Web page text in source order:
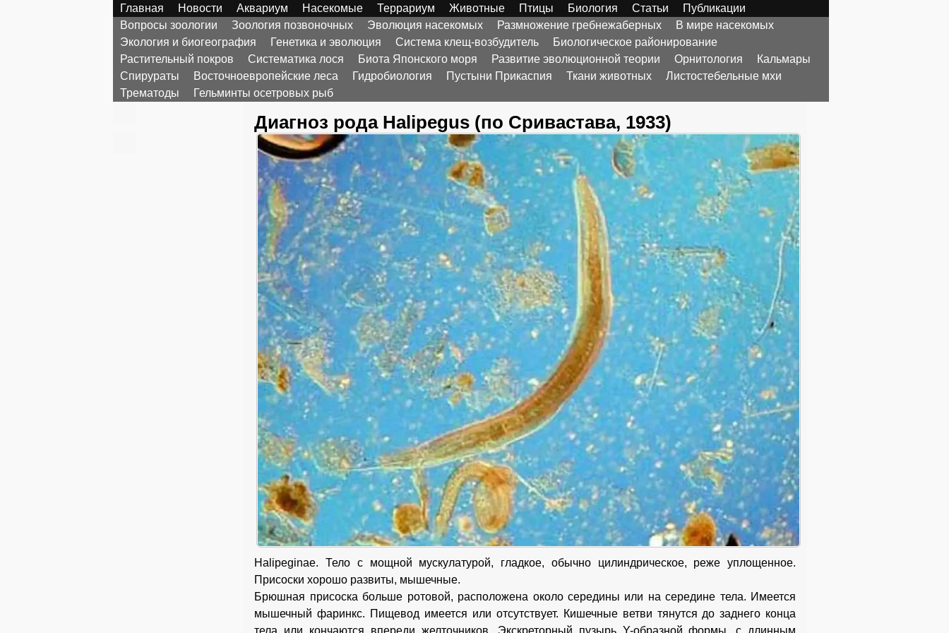
Главная Новости Аквариум Насекомые Террариум Животные Птицы Биология Статьи
Публикации
Вопросы зоологии
Зоология позвоночных Эволюция насекомых Размножение гребнежаберных
В мире насекомых
Экология и биогеография
Генетика и эволюция Система клещ-возбудитель
Биологическое районирование
Растительный покров
Систематика лося Биота Японского моря Развитие эволюционной теории Орнитология
Кальмары
Спирураты
Восточноевропейские леса Гидробиология Пустыни Прикаспия Ткани животных
Листостебельные мхи
Трематоды
Гельминты осетровых рыб
Диагноз рода Halipegus (по Сривастава, 1933)
Halipeginae. Тело с мощной мускулатурой, гладкое, обычно цилиндрическое, реже уплощенное.
Присоски хорошо развиты, мышечные.
Брюшная присоска больше ротовой, расположена около середины или на середине тела. Имеется
мышечный фаринкс. Пищевод имеется или отсутствует. Кишечные ветви тянутся до заднего конца
тела или кончаются впереди желточников. Экскреторный пузырь Y-образной формы, с длинным